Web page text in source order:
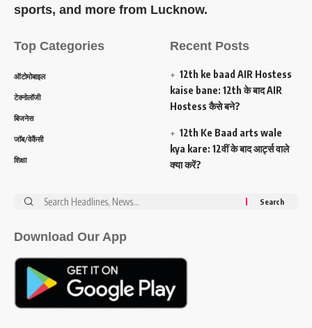
sports, and more from Lucknow.
Top Categories
ऑटोमोबाइल
टेक्नोलॉजी
बिजनेस
जॉब/वेकैंसी
शिक्षा
Recent Posts
12th ke baad AIR Hostess
kaise bane: 12th के बाद AIR
Hostess कैसे बने?
12th Ke Baad arts wale
kya kare: 12वीं के बाद आर्ट्स वाले
क्या करें?
Search
Download Our App